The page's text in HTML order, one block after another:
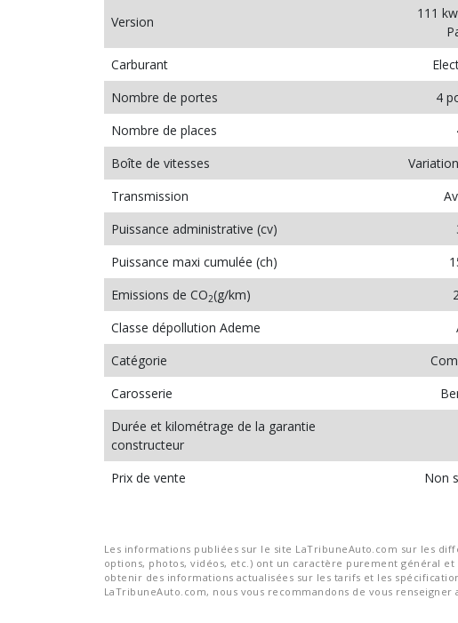
Version
111
Carburant
Nombre de portes
4
Nombre de places
Boîte de vitesses
Transmission
Puissance administrative (cv)
Puissance maxi cumulée (ch)
Emissions de CO2(g/km)
Classe dépollution Ademe
Catégorie
Carosserie
Durée et kilométrage de la garantie
constructeur
Prix de vente
Non
Les informations publiées sur le site LaTribuneAuto.com sur les
options, photos, vidéos, etc.) ont un caractère purement général
obtenir des informations actualisées sur les tarifs et les
LaTribuneAuto.com, nous vous recommandons de vous